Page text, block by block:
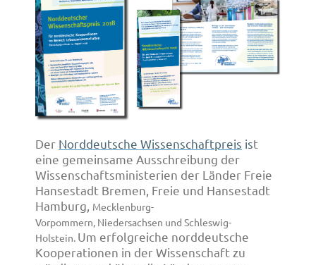
Der Norddeutsche Wissenschaftpreis ist
eine gemeinsame Ausschreibung der
Wissenschaftsministerien der Länder Freie
Hansestadt Bremen, Freie und Hansestadt
Hamburg, Mecklenburg-
Vorpommern, Niedersachsen und Schleswig-
Holstein. Um erfolgreiche norddeutsche
Kooperationen in der Wissenschaft zu